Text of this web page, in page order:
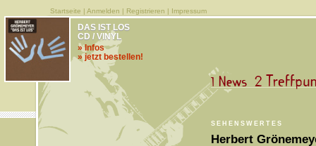
Startseite | Anmelden | Registrieren | Impressum
SEHENSWERTES
Herbert
DAS IST LOS
CD / VINYL
» Infos
» jetzt bestellen!